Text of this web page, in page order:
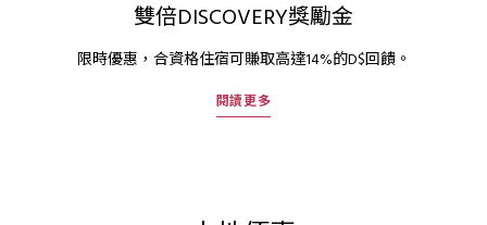
雙倍DISCOVERY獎勵金
限時優惠，合資格住宿可賺取高達14%的D$回饋。
閱讀更多